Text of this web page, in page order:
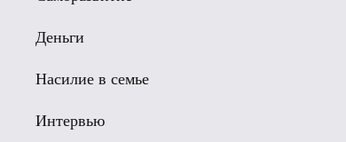
Деньги
Насилие в семье
Интервью